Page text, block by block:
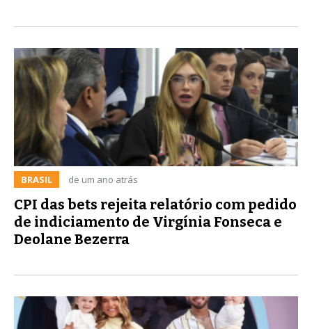
BRASIL de um ano atrás
CPI das bets rejeita relatório com pedido
de indiciamento de Virgínia Fonseca e
Deolane Bezerra